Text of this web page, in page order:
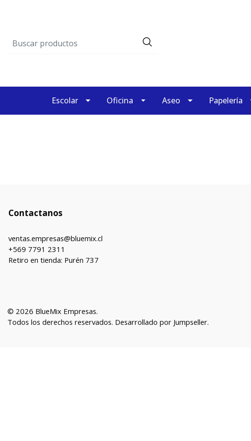
Escolar Oficina Aseo Papelería
Contactanos
ventas.empresas@bluemix.cl
+569 7791 2311
Retiro en tienda: Purén 737
© 2026 BlueMix Empresas.
Todos los derechos reservados. Desarrollado por Jumpseller.